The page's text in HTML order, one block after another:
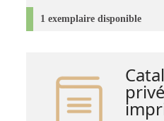
1 exemplaire disponible